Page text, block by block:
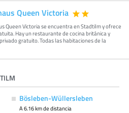
Queen Victoria
Queen Victoria se encuentra en Stadtilm y ofrece
Hay un restaurante de cocina británica y
gratuito. Todas las habitaciones de la
Bösleben-Wüllersleben
A 6.16 km de distancia